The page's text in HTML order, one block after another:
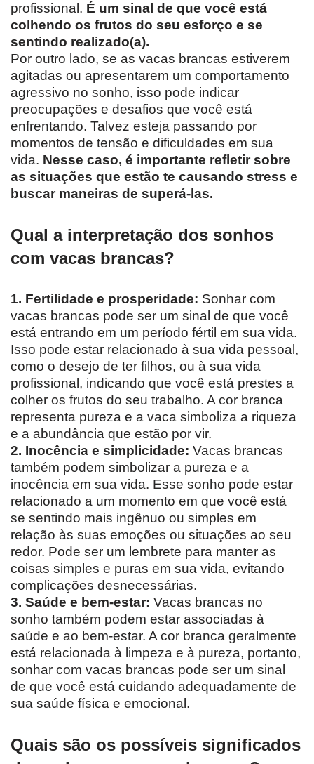
profissional. É um sinal de que você está
colhendo os frutos do seu esforço e se
sentindo realizado(a).
Por outro lado, se as vacas brancas estiverem
agitadas ou apresentarem um comportamento
agressivo no sonho, isso pode indicar
preocupações e desafios que você está
enfrentando. Talvez esteja passando por
momentos de tensão e dificuldades em sua
vida. Nesse caso, é importante refletir sobre
as situações que estão te causando stress e
buscar maneiras de superá-las.
Qual a interpretação dos sonhos
com vacas brancas?
1. Fertilidade e prosperidade: Sonhar com
vacas brancas pode ser um sinal de que você
está entrando em um período fértil em sua vida.
Isso pode estar relacionado à sua vida pessoal,
como o desejo de ter filhos, ou à sua vida
profissional, indicando que você está prestes a
colher os frutos do seu trabalho. A cor branca
representa pureza e a vaca simboliza a riqueza
e a abundância que estão por vir.
2. Inocência e simplicidade: Vacas brancas
também podem simbolizar a pureza e a
inocência em sua vida. Esse sonho pode estar
relacionado a um momento em que você está
se sentindo mais ingênuo ou simples em
relação às suas emoções ou situações ao seu
redor. Pode ser um lembrete para manter as
coisas simples e puras em sua vida, evitando
complicações desnecessárias.
3. Saúde e bem-estar: Vacas brancas no
sonho também podem estar associadas à
saúde e ao bem-estar. A cor branca geralmente
está relacionada à limpeza e à pureza, portanto,
sonhar com vacas brancas pode ser um sinal
de que você está cuidando adequadamente de
sua saúde física e emocional.
Quais são os possíveis significados